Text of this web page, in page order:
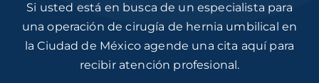
Si usted está en busca de un especialista para
una operación de cirugía de hernia umbilical en
la Ciudad de México agende una cita aquí para
recibir atención profesional.